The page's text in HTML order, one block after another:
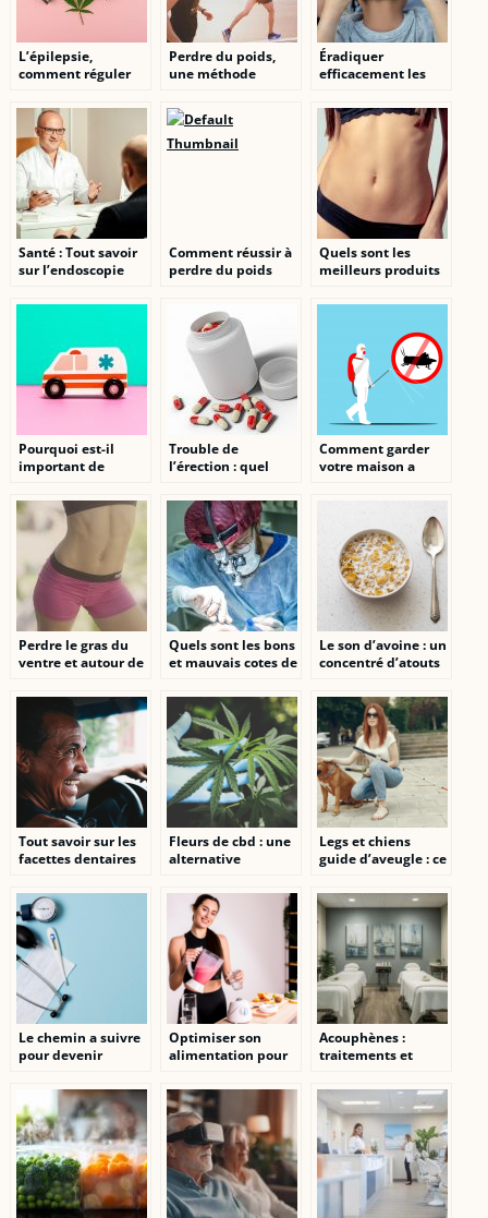
L’épilepsie,
comment réguler
Perdre du poids,
une méthode
Éradiquer
efficacement les
Santé : Tout savoir
sur l’endoscopie
Comment réussir à
perdre du poids
Quels sont les
meilleurs produits
diète keto ?
Pourquoi est-il
important de
défibrillateur ?
Trouble de
l’érection : quel
pour améliorer son
érection
Comment garder
votre maison a
Perdre le gras du
ventre et autour de
techniques
naturelles efficaces
et sans sport
Quels sont les bons
et mauvais cotes de
esthetique pour le
corps et la sante ?
Le son d’avoine : un
concentré d’atouts
Tout savoir sur les
facettes dentaires
Fleurs de cbd : une
alternative
bien-etre optimal
Legs et chiens
guide d’aveugle : ce
la transmission de
votre heritage
Le chemin a suivre
pour devenir
Optimiser son
alimentation pour
Acouphènes :
traitements et
pour retrouver le
silence